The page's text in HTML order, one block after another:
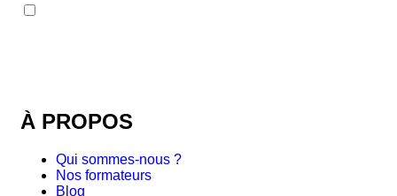
À PROPOS
Qui sommes-nous ?
Nos formateurs
Blog